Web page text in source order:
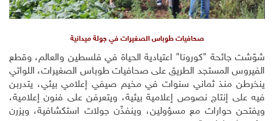
صحافيات طوباس الصغيرات في جولة ميدانية
شوّشت جائحة "كورونا" اعتيادية الحياة في فلسطين والعالم، وقطع
الفيروس المستجد الطريق على صحافيات طوباس الصغيرات، اللواتي
ينخرطن منذ ثماني سنوات في مخيم صيفي إعلامي بيئي، يتدربن
فيه على إنتاج نصوص إعلامية بيئية، ويتعرفن على فنون إعلامية،
ويفتحن حوارات مع مسؤولين، وينفذّن جولات استكشافية، ويزرن